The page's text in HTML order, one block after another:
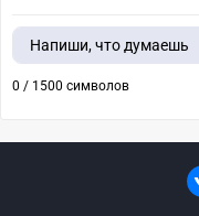
Напиши, что думаешь
0 / 1500 символов